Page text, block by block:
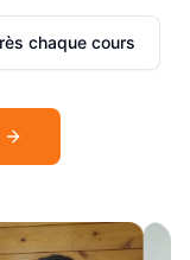
chaque cours